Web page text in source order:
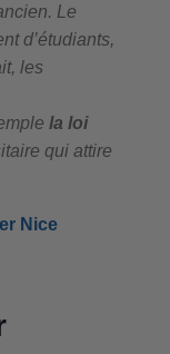
Le
d’étudiants,
les
la loi
qui attire
Nice